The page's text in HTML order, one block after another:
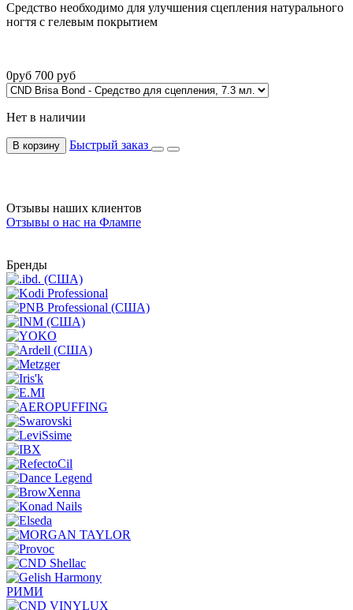
Средство необходимо для улучшения сцепления натурального
ногтя с гелевым покрытием
0руб 700 руб
Нет в наличии
В корзину Быстрый заказ
Отзывы наших клиентов
Отзывы о нас на Флампе
Бренды
РИМИ